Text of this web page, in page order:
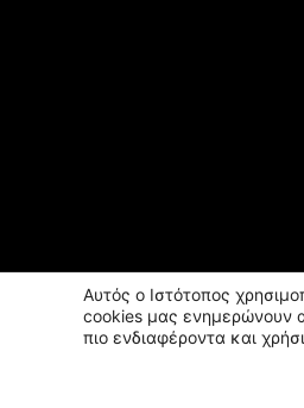
Αυτός ο Ιστότοπος
cookies μας ενημερώνουν
πιο ενδιαφέροντα και